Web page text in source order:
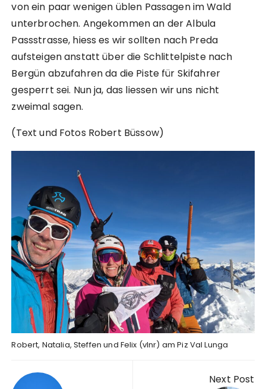
von ein paar wenigen üblen Passagen im Wald
unterbrochen. Angekommen an der Albula
Passstrasse, hiess es wir sollten nach Preda
aufsteigen anstatt über die Schlittelpiste nach
Bergün abzufahren da die Piste für Skifahrer
gesperrt sei. Nun ja, das liessen wir uns nicht
zweimal sagen.
(Text und Fotos Robert Büssow)
Robert, Natalia, Steffen und Felix (vlnr) am Piz Val Lunga
Beitrags- Next Post